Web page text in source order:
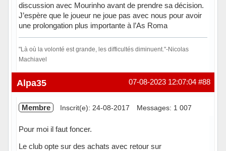
discussion avec Mourinho avant de prendre sa décision.
J’espère que le joueur ne joue pas avec nous pour avoir
une prolongation plus importante à l’As Roma
"Là où la volonté est grande, les difficultés diminuent."-Nicolas
Machiavel
Hors ligne #88
07-08-2023 12:07:04
Alpa35
Membre Inscrit(e): 24-08-2017 Messages: 1 007
Pour moi il faut foncer.
Le club opte sur des achats avec retour sur